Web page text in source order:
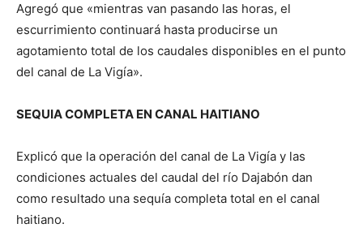
Agregó que «mientras van pasando las horas, el
escurrimiento continuará hasta producirse un
agotamiento total de los caudales disponibles en el punto
del canal de La Vigía».
SEQUIA COMPLETA EN CANAL HAITIANO
Explicó que la operación del canal de La Vigía y las
condiciones actuales del caudal del río Dajabón dan
como resultado una sequía completa total en el canal
haitiano.